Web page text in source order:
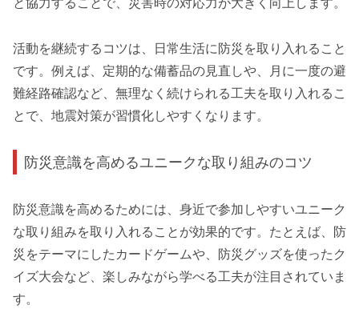
活動を継続するコツは、日常生活に防災を取り入れること
です。例えば、定期的な備蓄品の見直しや、月に一度の避
難経路確認など、無理なく続けられる工夫を取り入れるこ
とで、地震対策が習慣化しやすくなります。
防災意識を高めるユニークな取り組みのコツ
防災意識を高めるためには、身近で参加しやすいユニーク
な取り組みを取り入れることが効果的です。たとえば、防
災をテーマにしたカードゲームや、防災グッズを使ったク
イズ大会など、楽しみながら学べる工夫が注目されていま
す。